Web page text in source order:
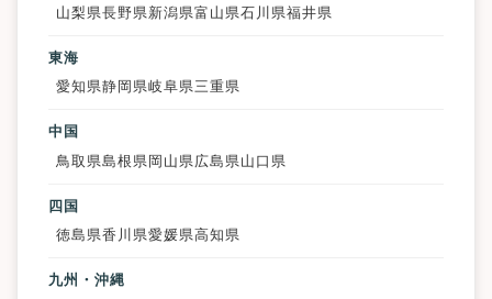
山梨県長野県 新潟県富山県石川県福井県
東海
愛知県静岡県岐阜県三重県
中国
鳥取県島根県 岡山県 広島県 山口県
四国
徳島県香川県愛媛県高知県
九州・沖縄